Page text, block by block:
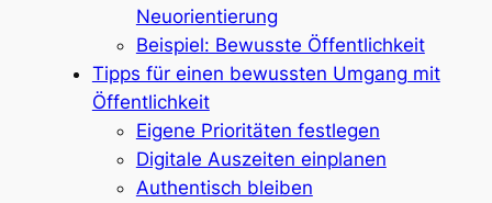
Neuorientierung
Beispiel: Bewusste Öffentlichkeit
Tipps für einen bewussten Umgang mit
Öffentlichkeit
Eigene Prioritäten festlegen
Digitale Auszeiten einplanen
Authentisch bleiben